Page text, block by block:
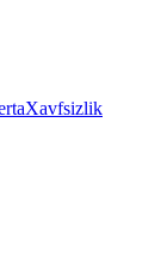
Xavfsizlik